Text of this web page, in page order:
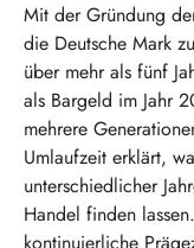
Mit der Gründung
die Deutsche Mark
über mehr als fünf
als Bargeld im Jahr
mehrere
Umlaufzeit erklärt,
unterschiedlicher
Handel finden